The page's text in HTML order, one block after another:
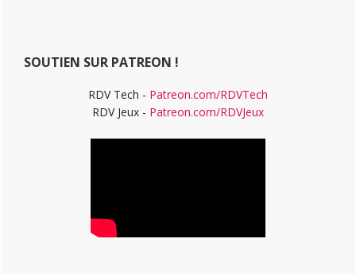
SOUTIEN SUR PATREON !
RDV Tech - Patreon.com/RDVTech
RDV Jeux - Patreon.com/RDVJeux